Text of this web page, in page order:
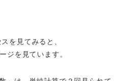
を見てみると、
を見ています。